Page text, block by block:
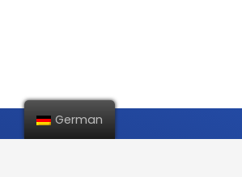
German